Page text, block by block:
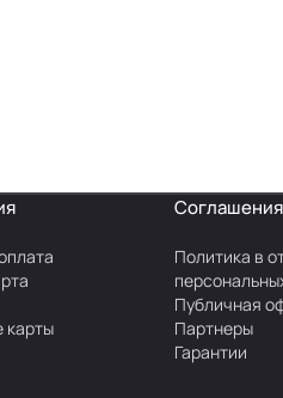
карты
Соглашения
Политика в
Публичная
Партнеры
Гарантии